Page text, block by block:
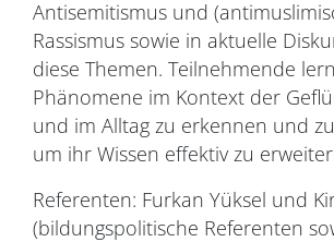
Antisemitismus und
Rassismus sowie in aktuelle
diese Themen. Teilnehmende
Phänomene im Kontext der
und im Alltag zu erkennen und
um ihr Wissen effektiv zu
Referenten: Furkan Yüksel und
(bildungspolitische Referenten